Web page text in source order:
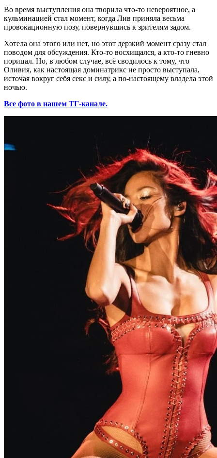
Во время выступления она творила что-то невероятное, а
кульминацией стал момент, когда Лив приняла весьма
провокационную позу, повернувшись к зрителям задом.
Хотела она этого или нет, но этот дерзкий момент сразу стал
поводом для обсуждения. Кто-то восхищался, а кто-то гневно
порицал. Но, в любом случае, всё сводилось к тому, что
Оливия, как настоящая доминатрикс не просто выступала,
источая вокруг себя секс и силу, а по-настоящему владела этой
ночью.
Все фото в нашем ТГ-канале.